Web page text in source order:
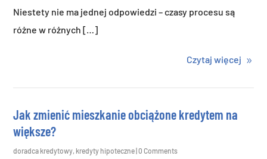
Niestety nie ma jednej odpowiedzi – czasy procesu są
różne w różnych […]
Czytaj więcej
Jak zmienić mieszkanie obciążone kredytem na
większe?
doradca kredytowy kredyty hipoteczne| 0 Comments